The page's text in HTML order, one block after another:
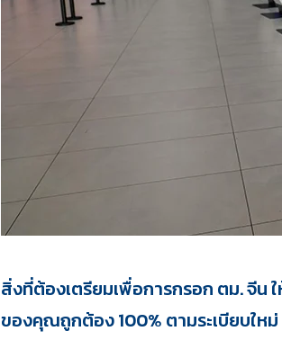
สิ่งที่ต้องเตรียมเพื่อการกรอก ตม. จีน
ของคุณถูกต้อง 100% ตามระเบียบให